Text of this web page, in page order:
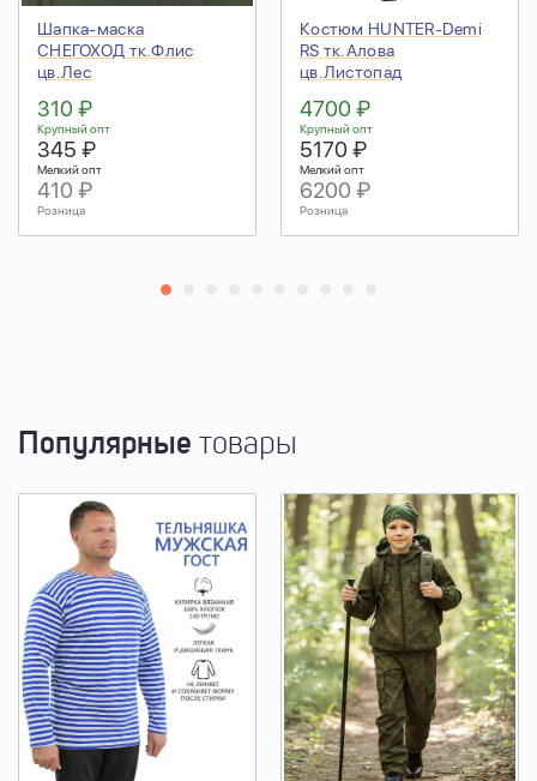
Шапка-маска
СНЕГОХОД тк.Флис
цв.Лес
310 ₽
Крупный опт
345 ₽
Мелкий опт
410 ₽
Розница
Костюм HUNTER-Demi
RS тк.Алова
цв.Листопад
4700 ₽
Крупный опт
5170 ₽
Мелкий опт
6200 ₽
Розница
Популярные товары